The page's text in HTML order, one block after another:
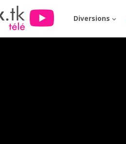
Diversions